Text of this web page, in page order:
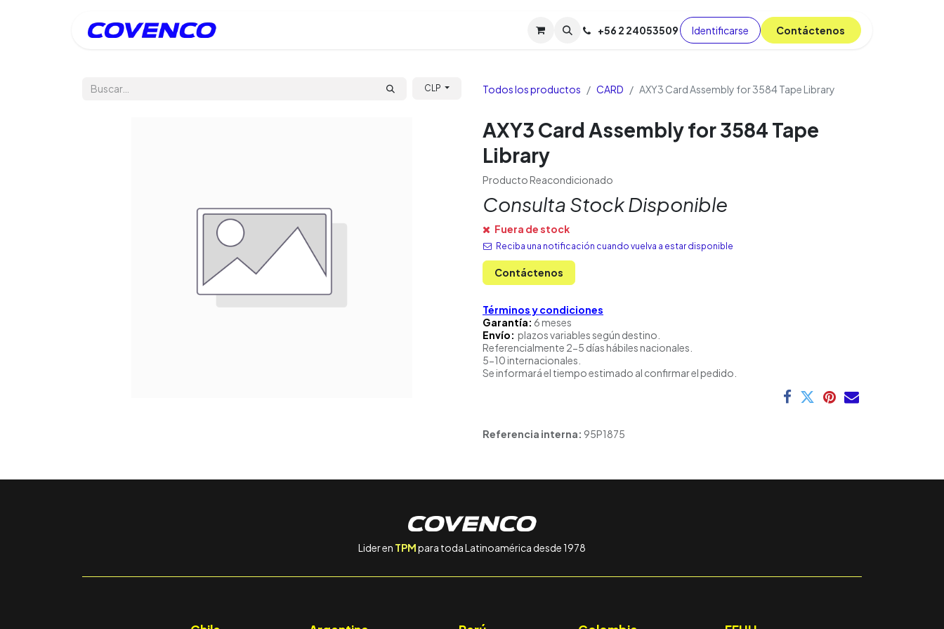
Soporte TPM (CL) Tienda Cursos Blog
+56 2 24053509 Identificarse C​​​​ont​​​​áct​​​​​​en​​​​​​os
CLP Todos los productos CARD AXY3 Card Assembly for 3584 Tape Library
AXY3 Card Assembly for 3584 Tape
Library
Producto Reacondicionado
Consulta Stock Disponible
Fuera de stock
Reciba una notificación cuando vuelva a estar disponible
Contáctenos
Términos y condiciones
Garantía: 6 meses
Envío: plazos variables según destino.
Referencialmente 2-5 días hábiles nacionales.
5-10 internacionales.
Se informará el tiempo estimado al confirmar el pedido.
Referencia interna: 95P1875
Lider en TPMpara toda Latinoamérica desde 1978